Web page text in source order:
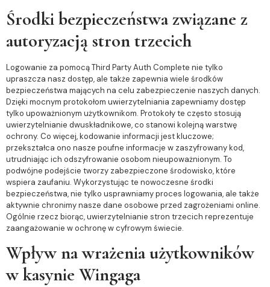
Środki bezpieczeństwa związane z
autoryzacją stron trzecich
Logowanie za pomocą Third Party Auth Complete nie tylko
upraszcza nasz dostęp, ale także zapewnia wiele środków
bezpieczeństwa mających na celu zabezpieczenie naszych danych.
Dzięki mocnym protokołom uwierzytelniania zapewniamy dostęp
tylko upoważnionym użytkownikom. Protokoły te często stosują
uwierzytelnianie dwuskładnikowe, co stanowi kolejną warstwę
ochrony. Co więcej, kodowanie informacji jest kluczowe;
przekształca ono nasze poufne informacje w zaszyfrowany kod,
utrudniając ich odszyfrowanie osobom nieupoważnionym. To
podwójne podejście tworzy zabezpieczone środowisko, które
wspiera zaufaniu. Wykorzystując te nowoczesne środki
bezpieczeństwa, nie tylko usprawniamy proces logowania, ale także
aktywnie chronimy nasze dane osobowe przed zagrożeniami online.
Ogólnie rzecz biorąc, uwierzytelnianie stron trzecich reprezentuje
zaangażowanie w ochronę w cyfrowym świecie.
Wpływ na wrażenia użytkowników
w kasynie Wingaga